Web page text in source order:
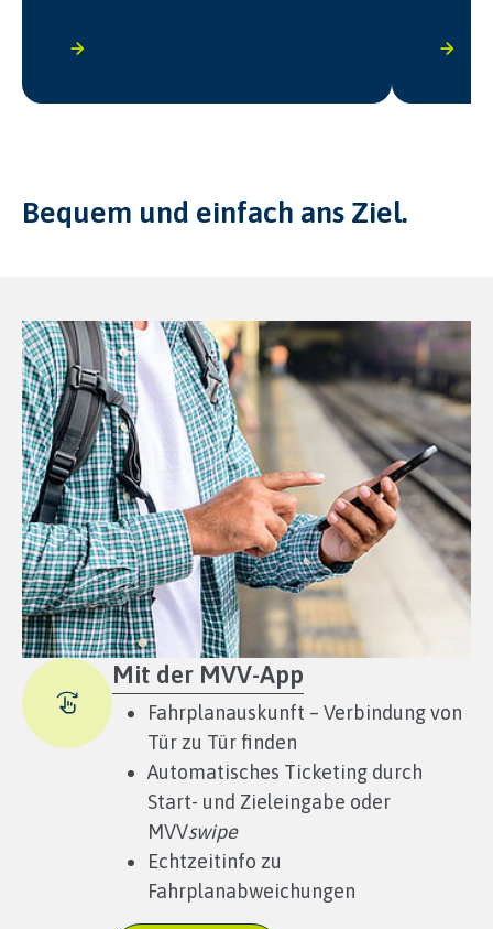
Bequem und einfach ans Ziel.
Mit der MVV-App
Fahrplanauskunft – Verbindung von
Tür zu Tür finden
Automatisches Ticketing durch
Start- und Zieleingabe oder
MVVswipe
Echtzeitinfo zu
Fahrplanabweichungen